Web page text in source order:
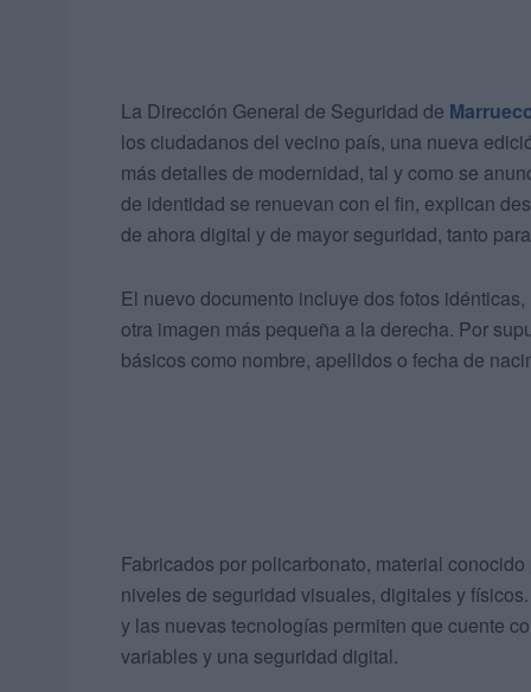
La Dirección General de Seguridad de
los ciudadanos del vecino país, una nueva
más detalles de modernidad, tal y como se
de identidad se renuevan con el fin, explican
de ahora digital y de mayor seguridad, tanto
El nuevo documento incluye dos fotos
otra imagen más pequeña a la derecha. Por
básicos como nombre, apellidos o fecha de
Fabricados por policarbonato, material
niveles de seguridad visuales, digitales y
y las nuevas tecnologías permiten que cuente
variables y una seguridad digital.